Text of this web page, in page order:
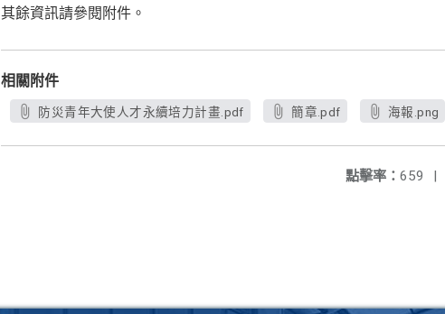
其餘資訊請參閱附件。
相關附件
防災青年大使人才永續培力計畫.pdf 簡章.pdf 海報.png
點擊率： 659 |